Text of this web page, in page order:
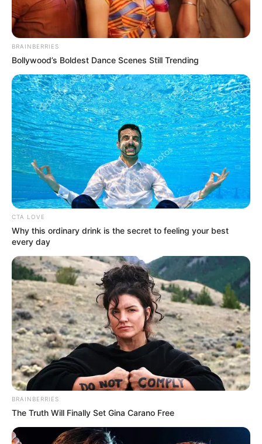
TAGS
ΕΥΒΟΙΑ ΝΕΑ
BRAINBERRIES
Bollywood’s Boldest Dance Scenes Still Trending
CTA LOVE
Why this ordinary drink is the secret to feeling your best
every day
BRAINBERRIES
The Truth Will Finally Set Gina Carano Free